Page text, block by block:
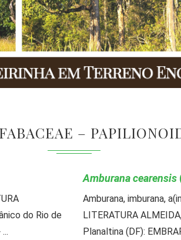
–
do Rio de
Amburana cearensis
Amburana, imburana,
LITERATURA
Planaltina (DF):